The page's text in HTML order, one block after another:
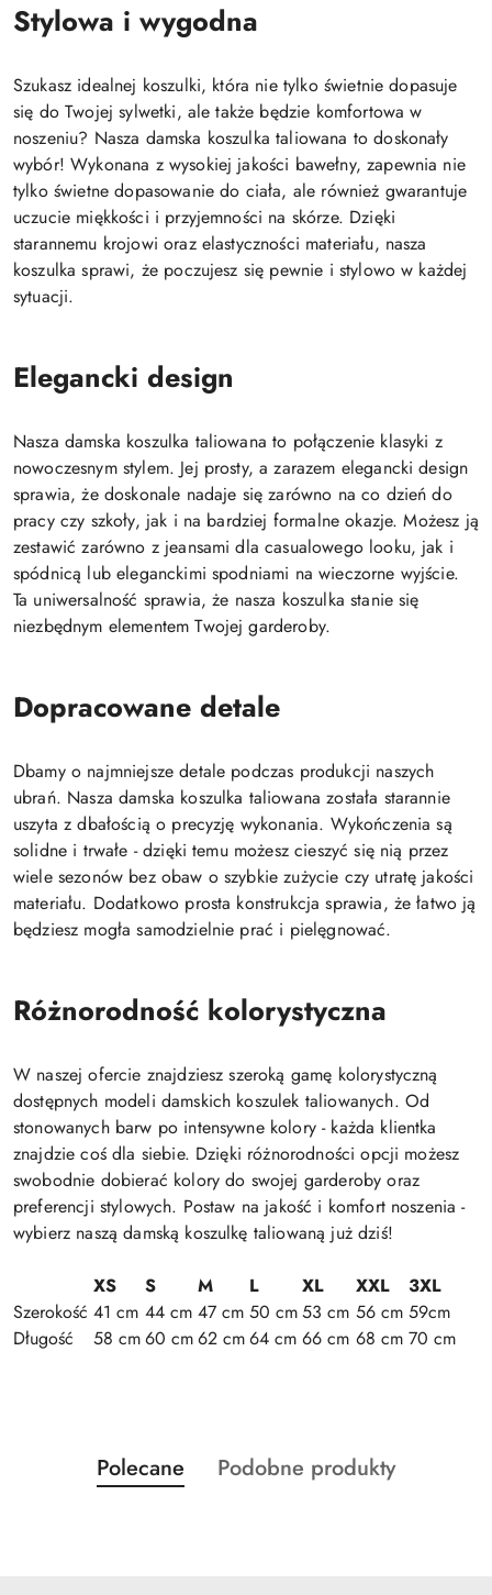
Stylowa i wygodna
Szukasz idealnej koszulki, która nie tylko świetnie dopasuje
się do Twojej sylwetki, ale także będzie komfortowa w
noszeniu? Nasza damska koszulka taliowana to doskonały
wybór! Wykonana z wysokiej jakości bawełny, zapewnia nie
tylko świetne dopasowanie do ciała, ale również gwarantuje
uczucie miękkości i przyjemności na skórze. Dzięki
starannemu krojowi oraz elastyczności materiału, nasza
koszulka sprawi, że poczujesz się pewnie i stylowo w każdej
sytuacji.
Elegancki design
Nasza damska koszulka taliowana to połączenie klasyki z
nowoczesnym stylem. Jej prosty, a zarazem elegancki design
sprawia, że doskonale nadaje się zarówno na co dzień do
pracy czy szkoły, jak i na bardziej formalne okazje. Możesz ją
zestawić zarówno z jeansami dla casualowego looku, jak i
spódnicą lub eleganckimi spodniami na wieczorne wyjście.
Ta uniwersalność sprawia, że nasza koszulka stanie się
niezbędnym elementem Twojej garderoby.
Dopracowane detale
Dbamy o najmniejsze detale podczas produkcji naszych
ubrań. Nasza damska koszulka taliowana została starannie
uszyta z dbałością o precyzję wykonania. Wykończenia są
solidne i trwałe - dzięki temu możesz cieszyć się nią przez
wiele sezonów bez obaw o szybkie zużycie czy utratę jakości
materiału. Dodatkowo prosta konstrukcja sprawia, że łatwo ją
będziesz mogła samodzielnie prać i pielęgnować.
Różnorodność kolorystyczna
W naszej ofercie znajdziesz szeroką gamę kolorystyczną
dostępnych modeli damskich koszulek taliowanych. Od
stonowanych barw po intensywne kolory - każda klientka
znajdzie coś dla siebie. Dzięki różnorodności opcji możesz
swobodnie dobierać kolory do swojej garderoby oraz
preferencji stylowych. Postaw na jakość i komfort noszenia -
wybierz naszą damską koszulkę taliowaną już dziś!
XS S M L XL XXL
3XL
Szerokość 41 cm 44 cm 47 cm 50 cm53 cm 56 cm 59cm
Długość
58 cm60 cm62 cm64 cm 66 cm 68 cm 70 cm
Pomiń karuzelę produktów
Produkty
o
Polecane
Produkty
Podobne produkty